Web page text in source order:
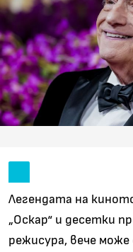
Легендата на
„Оскар“ и десетки
режисура, вече